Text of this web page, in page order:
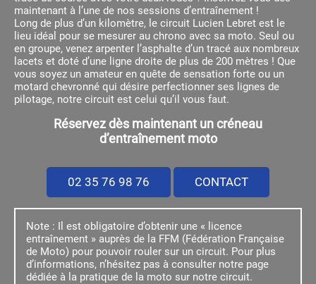
maintenant à l’une de nos sessions d’entraînement !
Long de plus d’un kilomètre, le circuit Lucien Lebret est le
lieu idéal pour se mesurer au chrono avec sa moto. Seul ou
en groupe, venez arpenter l’asphalte d’un tracé aux nombreux
lacets et doté d’une ligne droite de plus de 200 mètres ! Que
vous soyez un amateur en quête de sensation forte ou un
motard chevronné qui désire perfectionner ses lignes de
pilotage, notre circuit est celui qu’il vous faut.
Réservez dès maintenant un créneau
d’entraînement moto
02 35 76 98 76 CONTACT
Note : Il est obligatoire d’obtenir une « licence
entraînement » auprès de la FFM (Fédération Française
de Moto) pour pouvoir rouler sur un circuit. Pour plus
d’informations, n’hésitez pas à consulter notre page
dédiée à la pratique de la moto sur notre circuit.